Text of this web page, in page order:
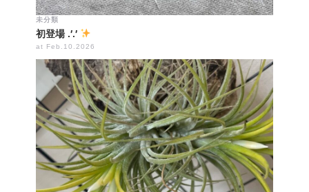
未分類
初登場 .′.′
at Feb.10.2026